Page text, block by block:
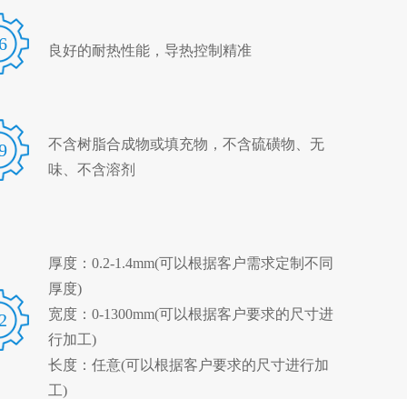
良好的耐热性能，导热控制精准
不含树脂合成物或填充物，不含硫磺物、无
味、不含溶剂
厚度：0.2-1.4mm(可以根据客户需求定制不同
厚度)
宽度：0-1300mm(可以根据客户要求的尺寸进
行加工)
长度：任意(可以根据客户要求的尺寸进行加
工)